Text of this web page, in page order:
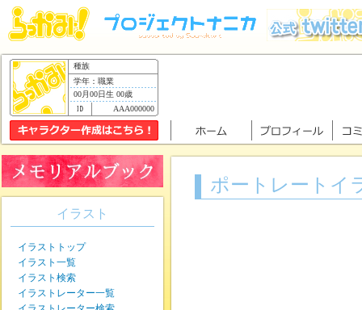
種族
学年：職業
00月00日生 00歳
AAA000000
ポートレートイ
イラスト
イラストトップ
イラスト一覧
イラスト検索
イラストレーター一覧